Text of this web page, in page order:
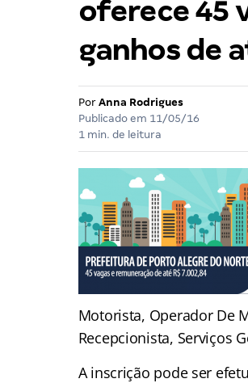
oferece 45
ganhos de
Por Anna Rodrigues
Publicado em 11/05/16
1 min. de leitura
Motorista, Operador De
Recepcionista, Serviços
A inscrição pode ser